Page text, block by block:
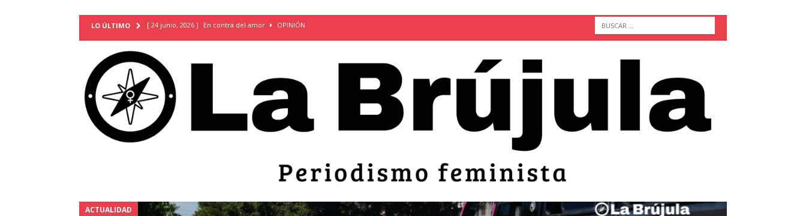
LO ÚLTIMO [ 24 junio, 2026 ] En contra del amor OPINIÓN
TERRITORIO
[ 21 febrero, 2026 ] Cuando la prevención de embarazos en niñas y adolescentes desaparece del territorio
INVESTIGACIONES
[ 31 julio, 2026 ] Estudiantes conmemoran el 51 aniversario de la masacre de 1975 y denuncian el
Piden mantener la libertad provisional de Sandra Leticia Hernández: víctima del régimen de
[ 28 julio, 2026 ] ARENA y FMLN apuestan por mujeres en sus fórmulas presidenciales para 2027
ACTUALIDAD